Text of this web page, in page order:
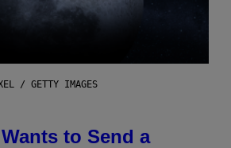
/ GETTY IMAGES
to Send a